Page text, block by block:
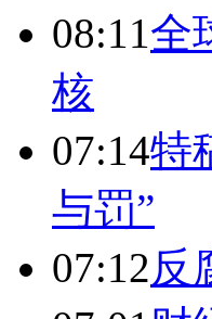
08:11全
核
07:14特
与罚”
07:12反